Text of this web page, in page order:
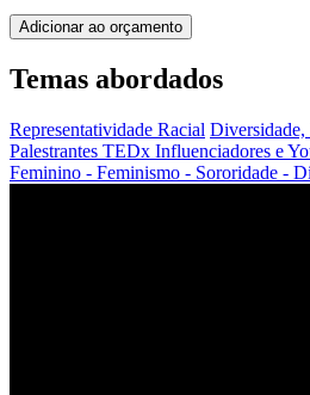
Adicionar ao orçamento
Temas abordados
Representatividade Racial Diversidade,
Palestrantes TEDx Influenciadores e
Feminino - Feminismo - Sororidade -